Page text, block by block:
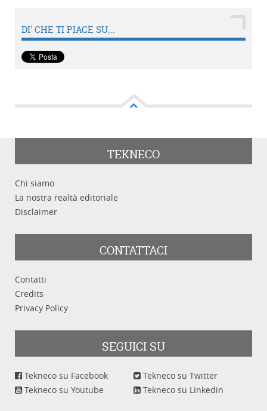
DI' CHE TI PIACE SU...
TEKNECO
Chi siamo
La nostra realtà editoriale
Disclaimer
CONTATTACI
Contatti
Credits
Privacy Policy
SEGUICI SU
Tekneco su Facebook
Tekneco su Twitter
Tekneco su Youtube
Tekneco su Linkedin